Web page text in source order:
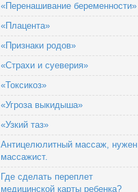
«Перенашивание беременности»
«Плацента»
«Признаки родов»
«Страхи и суеверия»
«Токсикоз»
«Угроза выкидыша»
«Узкий таз»
Антицелюлитный массаж, нужен
массажист.
Где сделать переплет
медицинской карты ребенка?